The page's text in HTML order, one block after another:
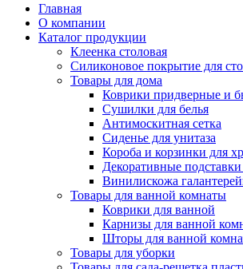
Главная
О компании
Каталог продукции
Клеенка столовая
Силиконовое покрытие для
Товары для дома
Коврики придверные и
Сушилки для белья
Антимоскитная сетка
Сиденье для унитаза
Короба и корзинки для
Декоративные
Винилискожа
Товары для ванной комнаты
Коврики для ванной
Карнизы для ванной
Шторы для ванной
Товары для уборки